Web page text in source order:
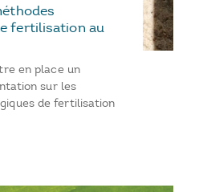
fertilisation au
en place un
sur les
de fertilisation